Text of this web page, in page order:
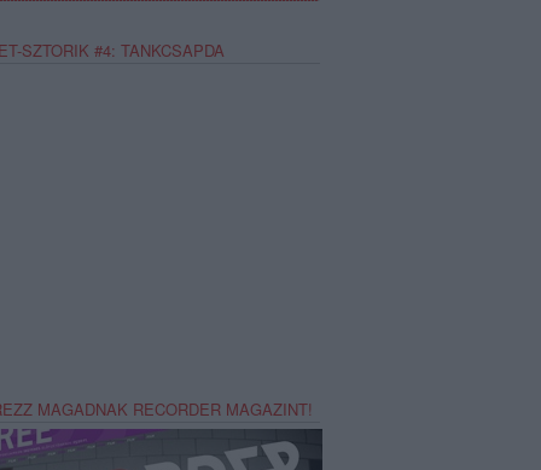
SZTORIK #4: TANKCSAPDA
MAGADNAK RECORDER MAGAZINT!